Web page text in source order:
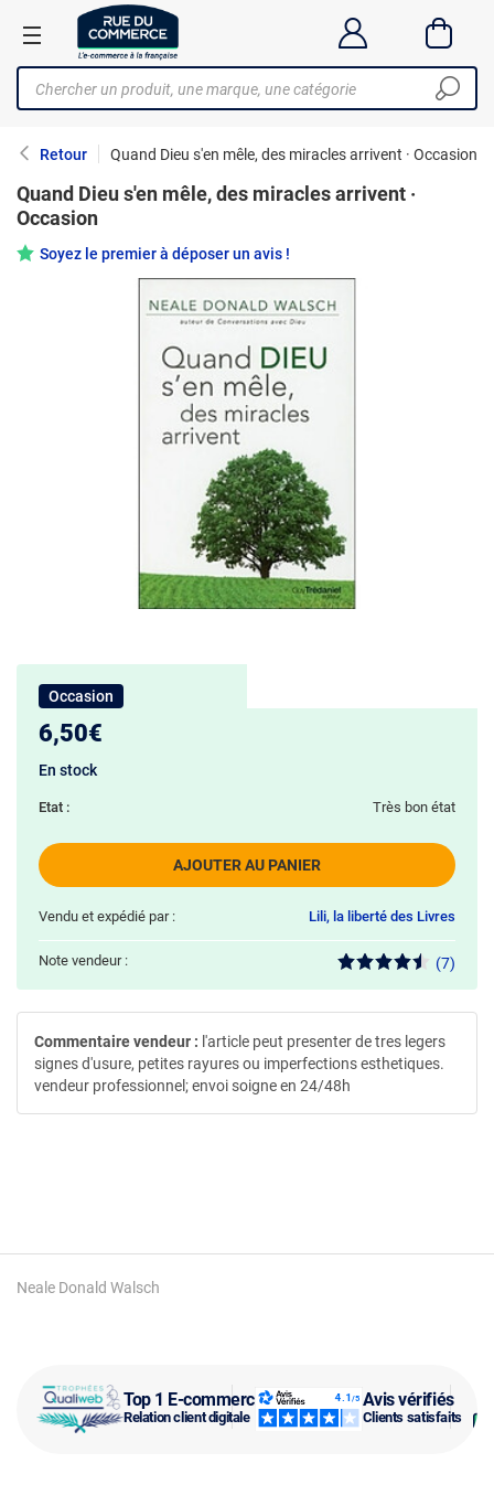
Retour Quand Dieu s'en mêle, des miracles arrivent · Occasion
Top 1 E-commerce
Relation client digitale
Avis vérifiés
Clients satisfaits
Quand Dieu s'en mêle, des miracles arrivent ·
Occasion
Soyez le premier à déposer un avis !
Neale Donald Walsch
Occasion
6,50€
AJOUTER AU PANIER
En stock
Etat : Très bon état
Vendu et expédié par : Lili, la liberté des Livres
Note vendeur : (7)
Commentaire vendeur : l'article peut presenter de tres legers
signes d'usure, petites rayures ou imperfections esthetiques.
vendeur professionnel; envoi soigne en 24/48h